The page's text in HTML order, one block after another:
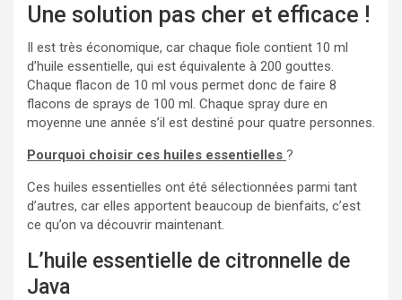
Une solution pas cher et efficace !
Il est très économique, car chaque fiole contient 10 ml
d’huile essentielle, qui est équivalente à 200 gouttes.
Chaque flacon de 10 ml vous permet donc de faire 8
flacons de sprays de 100 ml. Chaque spray dure en
moyenne une année s’il est destiné pour quatre personnes.
Pourquoi choisir ces huiles essentielles ?
Ces huiles essentielles ont été sélectionnées parmi tant
d’autres, car elles apportent beaucoup de bienfaits, c’est
ce qu’on va découvrir maintenant.
L’huile essentielle de citronnelle de
Java